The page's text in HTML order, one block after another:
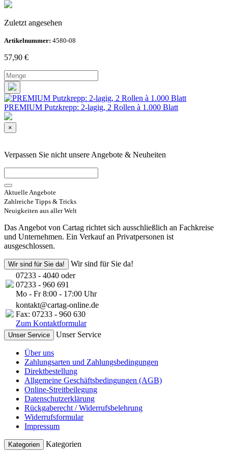
Zuletzt angesehen
Artikelnummer: 4580-08
57,90 €
PREMIUM Putzkrepp: 2-lagig, 2 Rollen à 1.000 Blatt
×
Verpassen Sie nicht unsere Angebote & Neuheiten
Aktuelle Angebote
Zahlreiche Tipps & Tricks
Neuigkeiten aus aller Welt
Das Angebot von Cartag richtet sich ausschließlich an Fachkreise
und Unternehmen. Ein Verkauf an Privatpersonen ist
ausgeschlossen.
Wir sind für Sie da!
Wir sind für Sie da!
07233 - 4040 oder
07233 - 960 691
Mo - Fr 8:00 - 17:00 Uhr
kontakt@cartag-online.de
Fax: 07233 - 960 630
Zum Kontaktformular
Unser Service Unser Service
Über uns
Zahlungsarten und Zahlungsbedingungen
Direktbestellung
Allgemeine Geschäftsbedingungen (AGB)
Online-Streitbeilegung
Datenschutzerklärung
Rückgaberecht / Widerrufsbelehrung
Widerrufsformular
Impressum
Kategorien Kategorien